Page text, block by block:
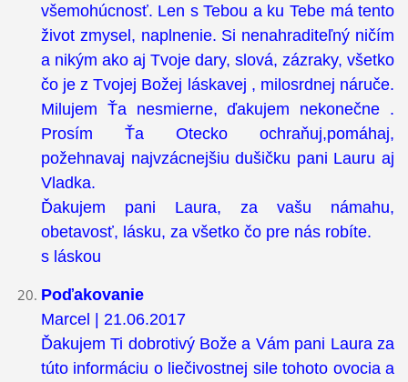
všemohúcnosť. Len s Tebou a ku Tebe má tento
život zmysel, naplnenie. Si nenahraditeľný ničím
a nikým ako aj Tvoje dary, slová, zázraky, všetko
čo je z Tvojej Božej láskavej , milosrdnej náruče.
Milujem Ťa nesmierne, ďakujem nekonečne .
Prosím Ťa Otecko ochraňuj,pomáhaj,
požehnavaj najvzácnejšiu dušičku pani Lauru aj
Vladka.
Ďakujem pani Laura, za vašu námahu,
obetavosť, lásku, za všetko čo pre nás robíte.
s láskou
Poďakovanie
Marcel | 21.06.2017
Ďakujem Ti dobrotivý Bože a Vám pani Laura za
túto informáciu o liečivostnej sile tohoto ovocia a